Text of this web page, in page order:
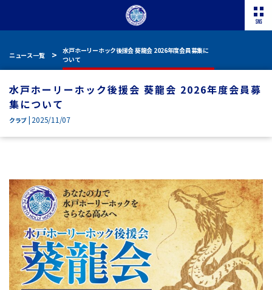
ニュース一覧
水戸ホーリーホック後援会 葵龍会 2026年度会員募集に
ついて
水戸ホーリーホック後援会 葵龍会 2026年度会員募
集について
クラブ | 2025/11/07